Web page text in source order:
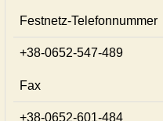
Festnetz-Telefonnummer
+38-0652-547-489
Fax
+38-0652-601-484